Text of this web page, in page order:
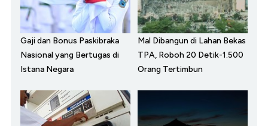
Gaji dan Bonus Paskibraka
Nasional yang Bertugas di
Istana Negara
Mal Dibangun di Lahan Bekas
TPA, Roboh 20 Detik-1.500
Orang Tertimbun